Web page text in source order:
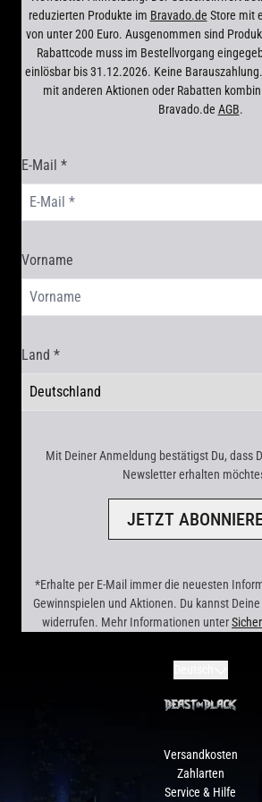
reduzierten Produkte im Bravado.de Store mit
von unter 200 Euro. Ausgenommen sind
Rabattcode muss im Bestellvorgang
einlösbar bis 31.12.2026. Keine
mit anderen Aktionen oder Rabatten
Bravado.de AGB.
E-Mail *
Vorname
Land *
Mit Deiner Anmeldung bestätigst Du, dass
Newsletter erhalten
JETZT
*Erhalte per E-Mail immer die neuesten
Gewinnspielen und Aktionen. Du kannst
widerrufen. Mehr Informationen unter
Versandkosten
Zahlarten
Service & Hilfe